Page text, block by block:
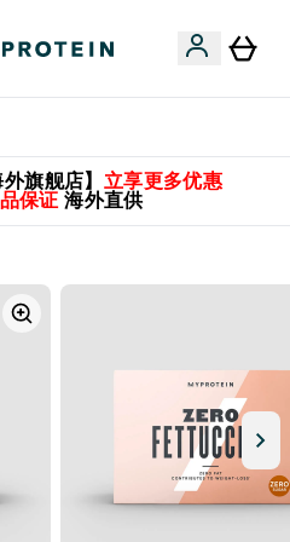
旗舰店】 立享更多优惠
保证 海外直供